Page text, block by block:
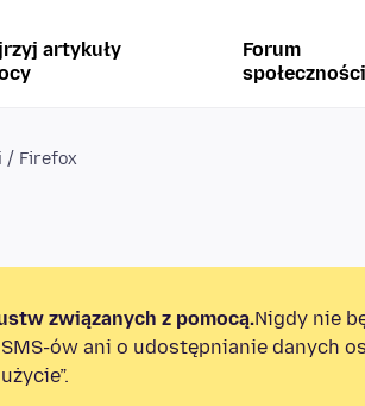
artykuły
Forum
społeczności
Firefox
związanych z pomocą.Nigdy nie
ów ani o udostępnianie danych